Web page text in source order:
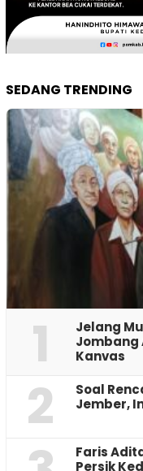
SEDANG TRENDING
1
Jelang
Jombang
Kanvas
2
‎Soal
Jember,
Faris
Persik